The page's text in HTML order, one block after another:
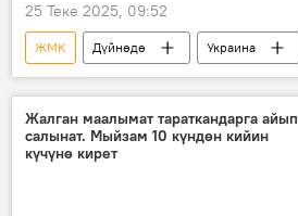
25 Теке 2025, 09:52
ЖМК Дүйнөдө
Украина
Владимир Зеленский
мыйзам
коррупция
Жалган маалымат тараткандарга айып
салынат. Мыйзам 10 күндөн кийин
күчүнө кирет